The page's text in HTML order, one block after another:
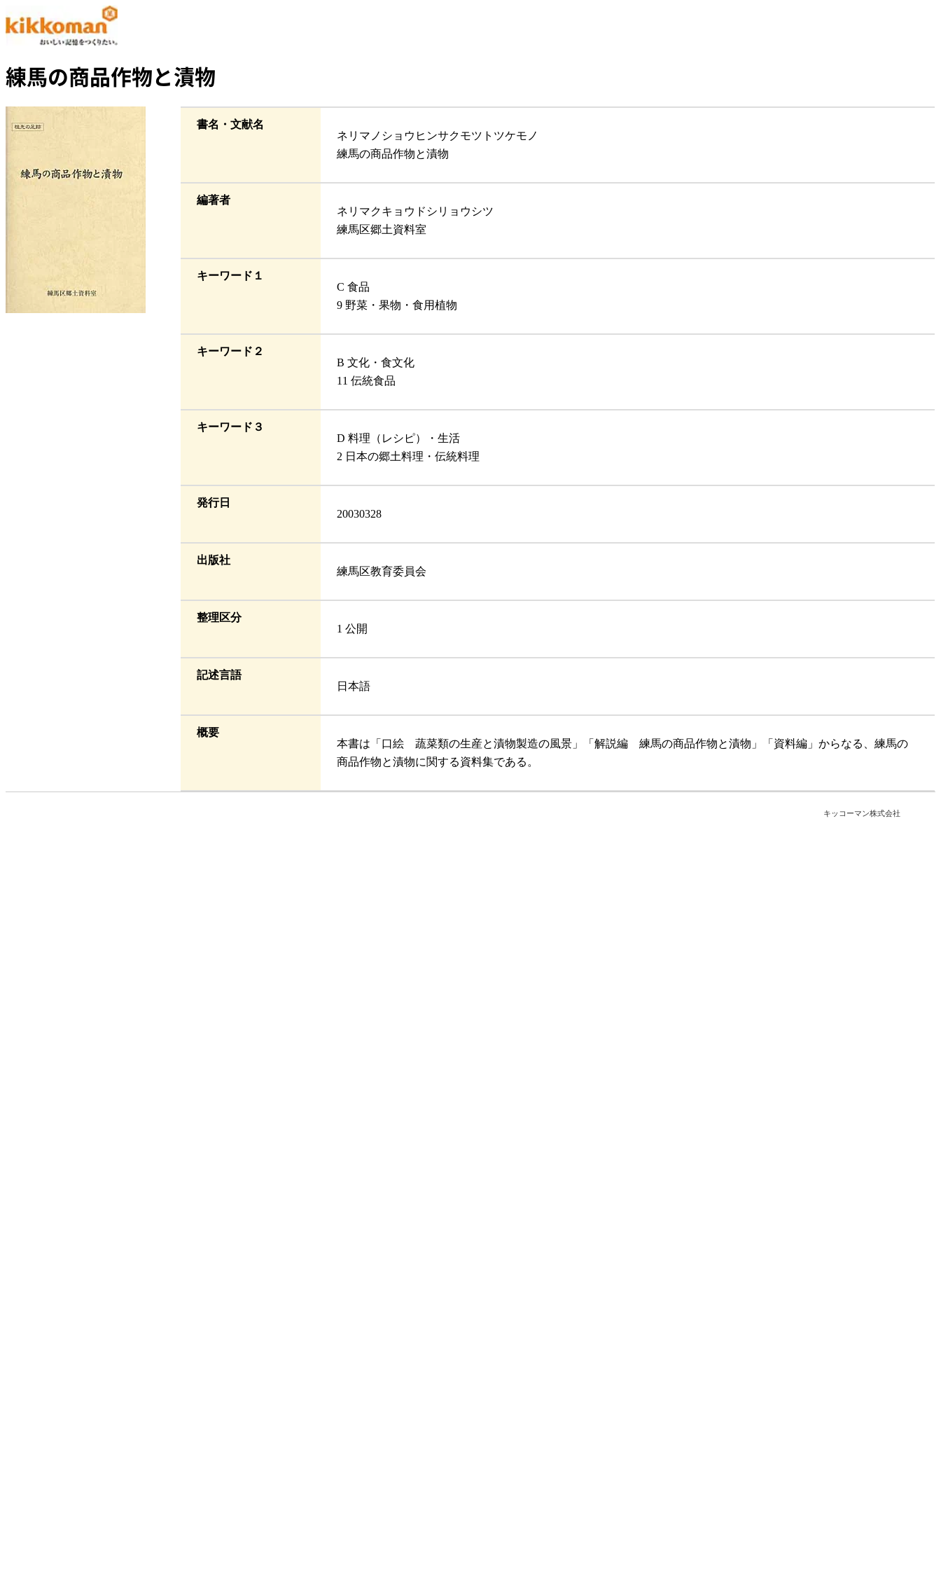
練馬の商品作物と漬物
書名・文献名
ネリマノショウヒンサクモツトツケモノ
練馬の商品作物と漬物
編著者
ネリマクキョウドシリョウシツ
練馬区郷土資料室
キーワード１
C 食品
9 野菜・果物・食用植物
キーワード２
B 文化・食文化
11 伝統食品
キーワード３
D 料理（レシピ）・生活
2 日本の郷土料理・伝統料理
発行日
20030328
出版社
練馬区教育委員会
整理区分
1 公開
記述言語
日本語
概要
本書は「口絵 蔬菜類の生産と漬物製造の風景」「解説編 練馬の商品作物と漬物」「資料編」からなる、練馬の
商品作物と漬物に関する資料集である。
キッコーマン株式会社